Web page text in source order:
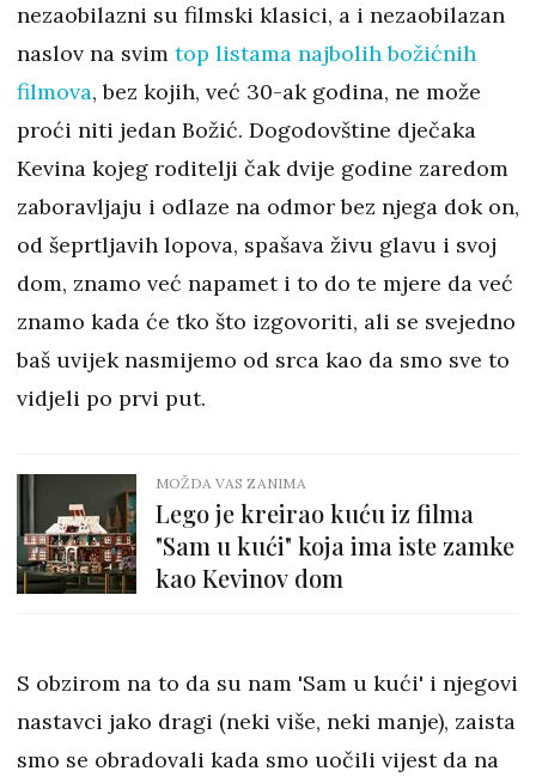
nezaobilazni su filmski klasici, a i nezaobilazan
naslov na svim top listama najbolih božićnih
filmova, bez kojih, već 30-ak godina, ne može
proći niti jedan Božić. Dogodovštine dječaka
Kevina kojeg roditelji čak dvije godine zaredom
zaboravljaju i odlaze na odmor bez njega dok on,
od šeprtljavih lopova, spašava živu glavu i svoj
dom, znamo već napamet i to do te mjere da već
znamo kada će tko što izgovoriti, ali se svejedno
baš uvijek nasmijemo od srca kao da smo sve to
vidjeli po prvi put.
MOŽDA VAS ZANIMA
Lego je kreirao kuću iz filma
"Sam u kući" koja ima iste zamke
kao Kevinov dom
S obzirom na to da su nam 'Sam u kući' i njegovi
nastavci jako dragi (neki više, neki manje), zaista
smo se obradovali kada smo uočili vijest da na